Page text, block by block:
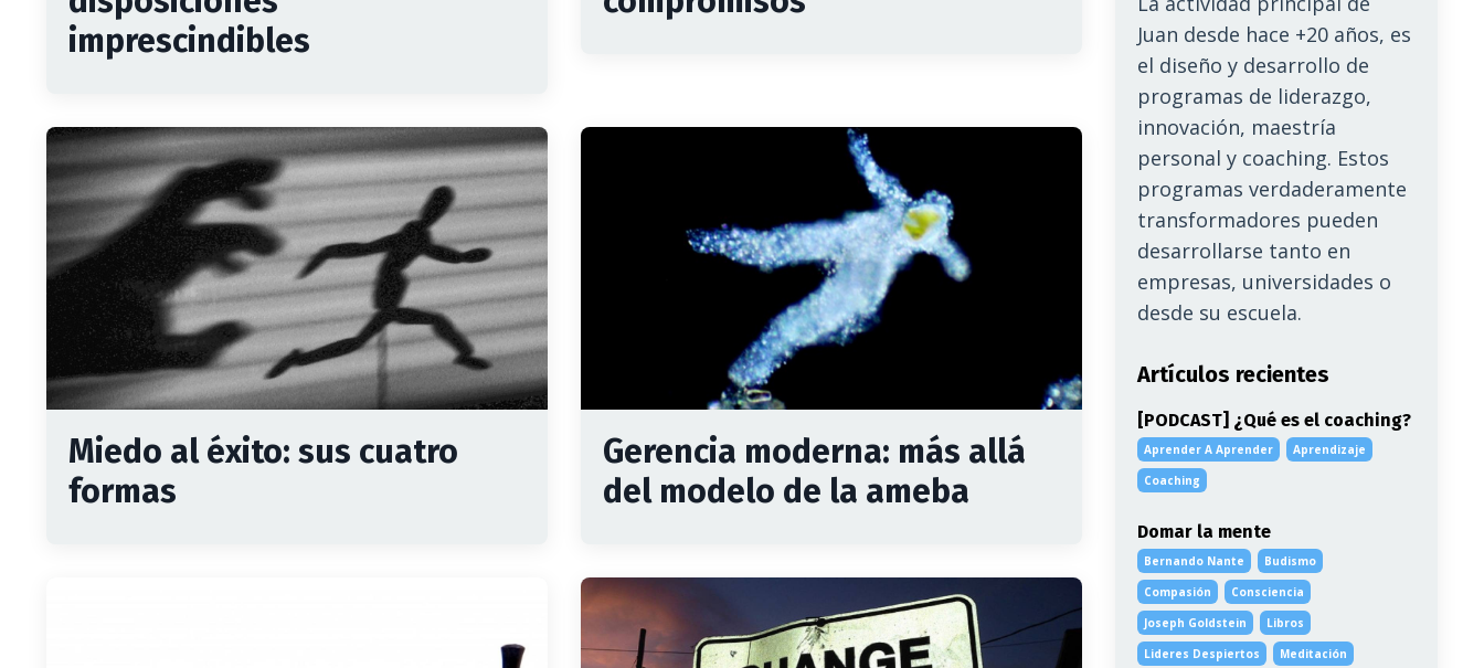
imprescindibles
Miedo al éxito: sus cuatro
formas
Gerencia moderna: más allá
del modelo de la ameba
Juan desde hace +20 años, es
el diseño y desarrollo de
programas de liderazgo,
innovación, maestría
personal y coaching. Estos
programas verdaderamente
transformadores pueden
desarrollarse tanto en
empresas, universidades o
desde su escuela.
Artículos recientes
[PODCAST] ¿Qué es el coaching?
Aprender A Aprender
Aprendizaje
Coaching
Domar la mente
Bernando Nante
Budismo
Compasión
Consciencia
Joseph Goldstein
Libros
Lideres Despiertos
Meditación